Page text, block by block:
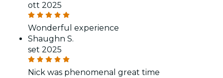
ott 2025
Wonderful experience
Shaughn S.
set 2025
Nick was phenomenal great time